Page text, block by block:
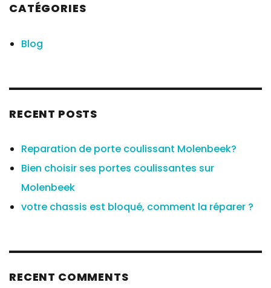
CATÉGORIES
Blog
RECENT POSTS
Reparation de porte coulissant Molenbeek?
Bien choisir ses portes coulissantes sur
Molenbeek
votre chassis est bloqué, comment la réparer ?
RECENT COMMENTS